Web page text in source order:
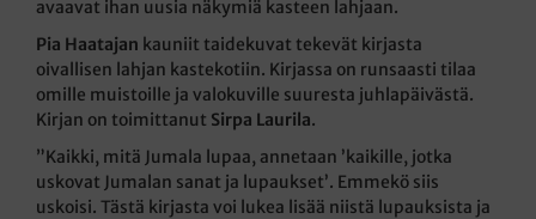
avaavat ihan uusia näkymiä kasteen lahjaan.
Pia Haatajan kauniit taidekuvat tekevät kirjasta
oivallisen lahjan kastekotiin. Kirjassa on runsaasti tilaa
omille muistoille ja valokuville suuresta juhlapäivästä.
Kirjan on toimittanut Sirpa Laurila.
”Kaikki, mitä Jumala lupaa, annetaan ’kaikille, jotka
uskovat Jumalan sanat ja lupaukset’. Emmekö siis
uskoisi. Tästä kirjasta voi lukea lisää niistä lupauksista ja